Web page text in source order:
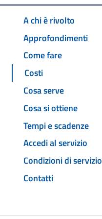
A chi è rivolto
Approfondimenti
Come fare
Costi
Cosa serve
Cosa si ottiene
Tempi e scadenze
Accedi al servizio
Condizioni di servizio
Contatti